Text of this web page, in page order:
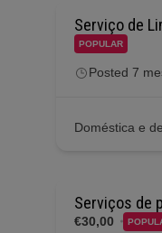
Serviço de
POPULAR
Posted 7
Doméstica e
Serviços de
€30,00